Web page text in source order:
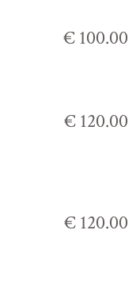
€ 100.00
€ 120.00
€ 120.00